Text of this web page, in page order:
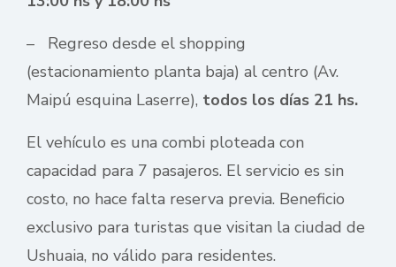
– Regreso desde el shopping
(estacionamiento planta baja) al centro (Av.
Maipú esquina Laserre), todos los días 21 hs.
El vehículo es una combi ploteada con
capacidad para 7 pasajeros. El servicio es sin
costo, no hace falta reserva previa. Beneficio
exclusivo para turistas que visitan la ciudad de
Ushuaia, no válido para residentes.